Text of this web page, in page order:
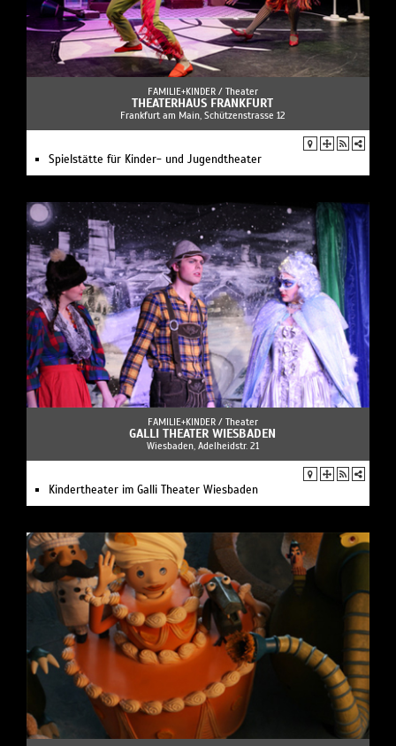
FAMILIE+KINDER / Theater
THEATERHAUS FRANKFURT
Frankfurt am Main, Schützenstrasse 12
Spielstätte für Kinder- und Jugendtheater
FAMILIE+KINDER / Theater
GALLI THEATER WIESBADEN
Wiesbaden, Adelheidstr. 21
Kindertheater im Galli Theater Wiesbaden